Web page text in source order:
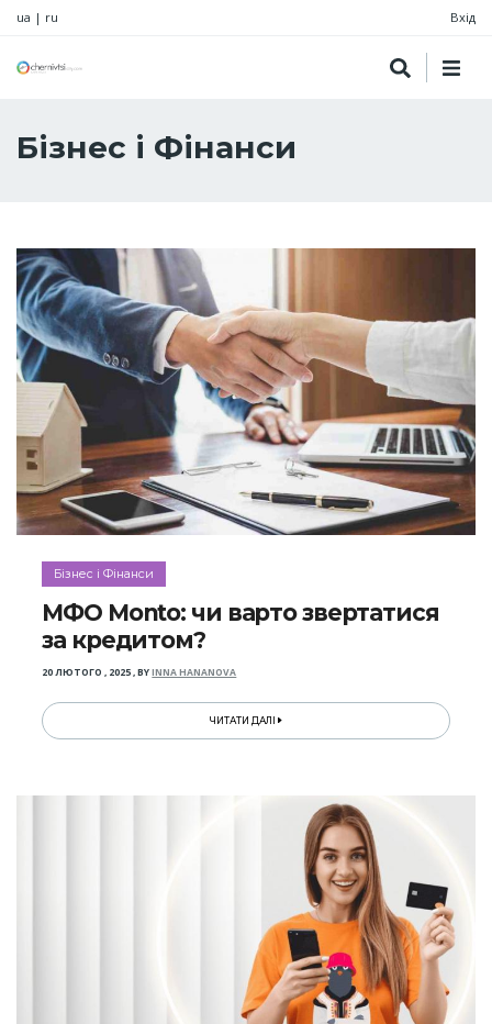
ua | ru Вхід
Бізнес і Фінанси
Бізнес і Фінанси
МФО Monto: чи варто звертатися
за кредитом?
20 ЛЮТОГО , 2025,BYINNA HANANOVA
ЧИТАТИ ДАЛІ